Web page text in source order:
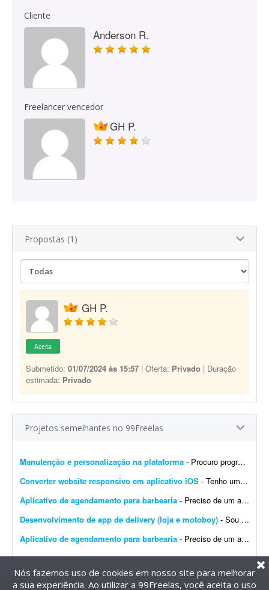
Cliente
Anderson R.
Freelancer vencedor
GH P.
Propostas (1)
GH P.
Aceita
Submetido: 01/07/2024 às 15:57 | Oferta: Privado | Duração
estimada: Privado
Projetos semelhantes no 99Freelas
Manutenção e personalização na plataforma - Procuro programador com experiência comprovada na plataforma GPSWOX. O trabalho consiste em realizar manutenção, correções, personalizações e atualiz...
Converter website responsivo em aplicativo iOS - Tenho um website responsivo e preciso transformá-lo em um aplicativo para iPhone, para poder publicá-lo na App Store.
Aplicativo de agendamento para barbearia - Preciso de um aplicativo para gerenciar e agendar horários na minha barbearia. Já tenho um site, mas desejo um aplicativo específico para agendamentos.
Desenvolvimento de app de delivery (loja e motoboy) - Sou subgerente de pizzaria há mais de 6 anos, conheço todos os detalhes e problemas reais do serviço. Preciso criar um sistema prático com interface simples, letras gran...
Aplicativo de agendamento para barbearia - Preciso de um aplicativo para agendamento da minha barbearia. Já tenho um site, mas preciso mesmo de um aplicativo.
Nós fazemos uso de cookies em nosso site para melhorar
a sua experiência. Ao utilizar a 99Freelas, você aceita o uso